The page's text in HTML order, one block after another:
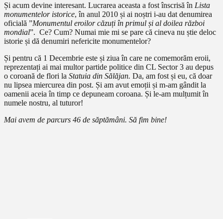
Și acum devine interesant. Lucrarea aceasta a fost înscrisă în Lista
monumentelor istorice, în anul 2010 și ai noștri i-au dat denumirea
oficială ”Monumentul eroilor căzuți în primul și al doilea război
mondial”. Ce? Cum? Numai mie mi se pare că cineva nu știe deloc
istorie și dă denumiri nefericite monumentelor?
Și pentru că 1 Decembrie este și ziua în care ne comemorăm eroii,
reprezentați ai mai multor partide politice din CL Sector 3 au depus
o coroană de flori la Statuia din Sălăjan. Da, am fost și eu, că doar
nu lipsea miercurea din post. Și am avut emoții și m-am gândit la
oamenii aceia în timp ce depuneam coroana. Și le-am mulțumit în
numele nostru, al tuturor!
Mai avem de parcurs 46 de săptămâni. Să fim bine!